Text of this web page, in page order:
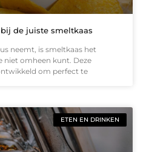
de juiste smeltkaas
neemt, is smeltkaas het
niet omheen kunt. Deze
om perfect te
ETEN EN DRINKEN